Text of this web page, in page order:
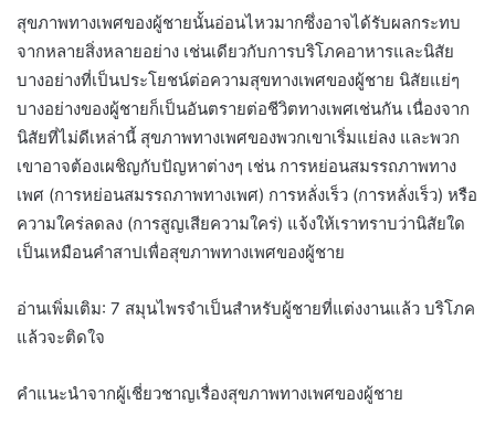
สุขภาพทางเพศของผู้ชายนั้นอ่อนไหวมากซึ่งอาจได้รับผลกระทบ
จากหลายสิ่งหลายอย่าง เช่นเดียวกับการบริโภคอาหารและนิสัย
บางอย่างที่เป็นประโยชน์ต่อความสุขทางเพศของผู้ชาย นิสัยแย่ๆ
บางอย่างของผู้ชายก็เป็นอันตรายต่อชีวิตทางเพศเช่นกัน เนื่องจาก
นิสัยที่ไม่ดีเหล่านี้ สุขภาพทางเพศของพวกเขาเริ่มแย่ลง และพวก
เขาอาจต้องเผชิญกับปัญหาต่างๆ เช่น การหย่อนสมรรถภาพทาง
เพศ (การหย่อนสมรรถภาพทางเพศ) การหลั่งเร็ว (การหลั่งเร็ว) หรือ
ความใคร่ลดลง (การสูญเสียความใคร่) แจ้งให้เราทราบว่านิสัยใด
เป็นเหมือนคำสาปเพื่อสุขภาพทางเพศของผู้ชาย
อ่านเพิ่มเติม: 7 สมุนไพรจำเป็นสำหรับผู้ชายที่แต่งงานแล้ว บริโภค
แล้วจะติดใจ
คำแนะนำจากผู้เชี่ยวชาญเรื่องสุขภาพทางเพศของผู้ชาย